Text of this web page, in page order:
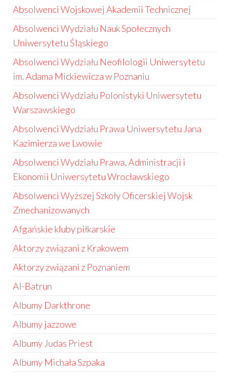
Absolwenci Wojskowej Akademii Technicznej
Absolwenci Wydziału Nauk Społecznych
Uniwersytetu Śląskiego
Absolwenci Wydziału Neofilologii Uniwersytetu
im. Adama Mickiewicza w Poznaniu
Absolwenci Wydziału Polonistyki Uniwersytetu
Warszawskiego
Absolwenci Wydziału Prawa Uniwersytetu Jana
Kazimierza we Lwowie
Absolwenci Wydziału Prawa, Administracji i
Ekonomii Uniwersytetu Wrocławskiego
Absolwenci Wyższej Szkoły Oficerskiej Wojsk
Zmechanizowanych
Afgańskie kluby piłkarskie
Aktorzy związani z Krakowem
Aktorzy związani z Poznaniem
Al-Batrun
Albumy Darkthrone
Albumy jazzowe
Albumy Judas Priest
Albumy Michała Szpaka